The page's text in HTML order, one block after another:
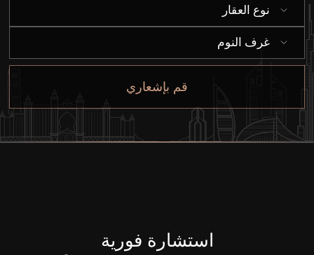
نوع العقار
غرف النوم
قم بإشعاري
استشارة فورية